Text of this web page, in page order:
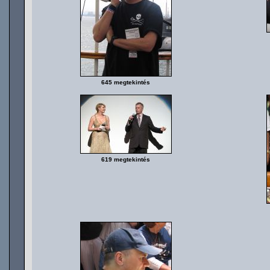
645 megtekintés
619 megtekintés